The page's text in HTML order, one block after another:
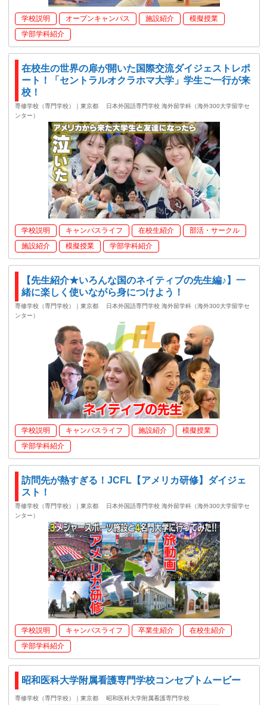
学校説明 オープンキャンパス 施設紹介
模擬授業
学部学科紹介
在校生の世界の扉が開いた国際交流ダイジェストレポ
ート！「セントラルオクラホマ大学」学生ご一行が来
校！
専修学校（専門学校）｜東京都
日本外国語専門学校 海外留学科（海外300大学留学セ
ンター）
学校説明 キャンパスライフ 在校生紹介
部活・サークル
施設紹介
模擬授業 学部学科紹介
【先生紹介★いろんな国のネイティブの先生編♪】一
緒に楽しく使いながら身につけよう！
専修学校（専門学校）｜東京都
日本外国語専門学校 海外留学科（海外300大学留学セ
ンター）
学校説明 キャンパスライフ 施設紹介
模擬授業
学部学科紹介
訪問先が熱すぎる！JCFL【アメリカ研修】ダイジェ
スト！
専修学校（専門学校）｜東京都
日本外国語専門学校 海外留学科（海外300大学留学セ
ンター）
学校説明 キャンパスライフ 卒業生紹介
在校生紹介
学部学科紹介
昭和医科大学附属看護専門学校コンセプトムービー
専修学校（専門学校）｜東京都 昭和医科大学附属看護専門学校